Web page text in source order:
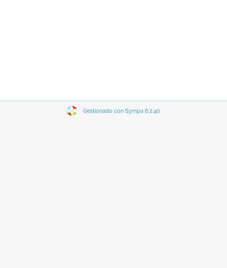
Gestionado con Sympa 6.2.40